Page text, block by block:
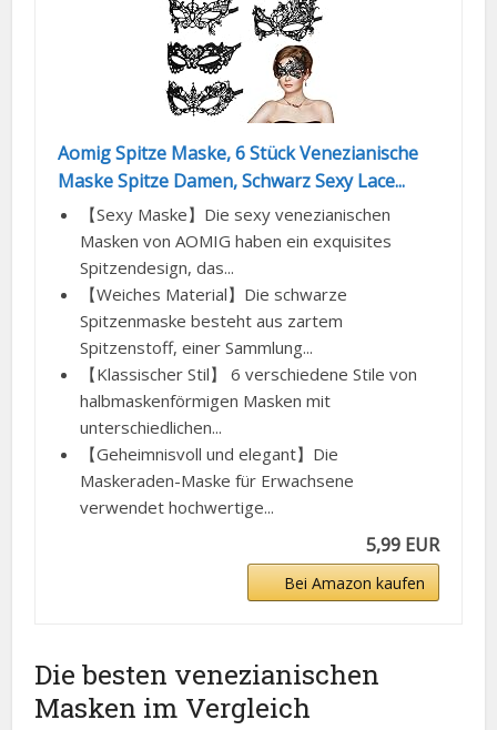
Aomig Spitze Maske, 6 Stück Venezianische
Maske Spitze Damen, Schwarz Sexy Lace...
【Sexy Maske】Die sexy venezianischen
Masken von AOMIG haben ein exquisites
Spitzendesign, das...
【Weiches Material】Die schwarze
Spitzenmaske besteht aus zartem
Spitzenstoff, einer Sammlung...
【Klassischer Stil】 6 verschiedene Stile von
halbmaskenförmigen Masken mit
unterschiedlichen...
【Geheimnisvoll und elegant】Die
Maskeraden-Maske für Erwachsene
verwendet hochwertige...
5,99 EUR
Bei Amazon kaufen
Die besten venezianischen
Masken im Vergleich